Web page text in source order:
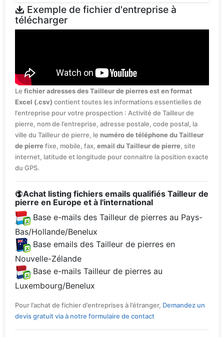
Exemple de fichier d'entreprise à
télécharger
Le fichier adresses des Tailleur de pierres est en format
Excel (.csv) contient toutes les informations essentielles de
l’entreprise pour votre prospection : Activité de Tailleur de
pierre, nom de l’entreprise, adresse postale, code postal, la
ville du Tailleur de pierre, le numéro de téléphone du Tailleur
de pierrefixe, mobile, fax, email du Tailleur de pierre, site
internet, latitude et longitude pour connaitre la position exacte
du GPS.
Achat listing fichiers emails qualifiés Tailleur de
pierre en Europe et à l'international
Base e-mails des Tailleur de pierres au Pays-
Bas/Hollande/Benelux
Base emails des Tailleur de pierres en
Nouvelle-Zélande
Base e-mails Tailleur de pierres au
Luxembourg/Benelux
Pour l’achat de fichier d’entreprises à l’étranger, Demandez un
devis gratuit via à notre formulaire de contact